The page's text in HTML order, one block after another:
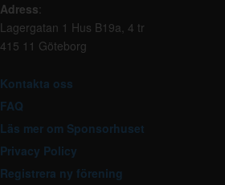
Adress:
Lagergatan 1 Hus B19a, 4 tr
415 11 Göteborg
Kontakta oss
FAQ
Läs mer om Sponsorhuset
Privacy Policy
Registrera ny förening